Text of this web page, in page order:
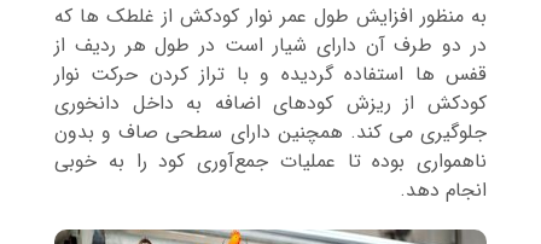
به منظور افزایش طول عمر نوار کودکش از غلطک ها که
در دو طرف آن دارای شیار است در طول هر ردیف از
قفس ها استفاده گردیده و با تراز کردن حرکت نوار
کودکش از ریزش کودهای اضافه به داخل دانخوری
جلوگیری می کند. همچنین دارای سطحی صاف و بدون
ناهمواری بوده تا عملیات جمع‌آوری کود را به خوبی
انجام دهد.